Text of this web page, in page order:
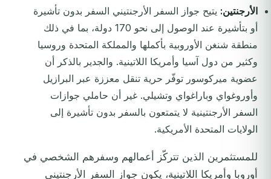
الأرجنتين: يتيح جواز السفر الأرجنتيني السفر بدون تأشيرة
أو بتأشيرة عند الوصول إلى نحو 170 دولة، بما في ذلك
منطقة شنغن الأوروبية بأكملها والمملكة المتحدة وروسيا
وكثير من دول آسيا وأمريكا اللاتينية. والجدير بالذكر أن
عضوية ميركوسور توفّر حرية تنقل معززة عبر البرازيل
وأوروغواي وباراغواي وتشيلي. غير أن حاملي جوازات
السفر الأرجنتينية لا يتمتعون بالسفر بدون تأشيرة إلى
الولايات المتحدة الأمريكية.
للمستثمرين الذين تتركّز أعمالهم وسفرهم الشخصي في
أوروبا وأمريكا اللاتينية، يكون جواز السفر الأرجنتيني